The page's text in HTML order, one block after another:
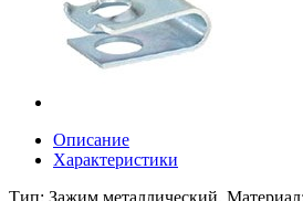
Описание
Характеристики
Тип: Зажим металлический,